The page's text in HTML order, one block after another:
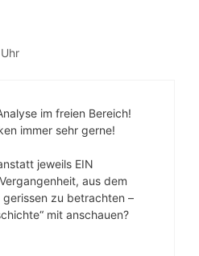
im freien Bereich!
immer sehr gerne!
jeweils EIN
aus dem
zu betrachten –
mit anschauen?